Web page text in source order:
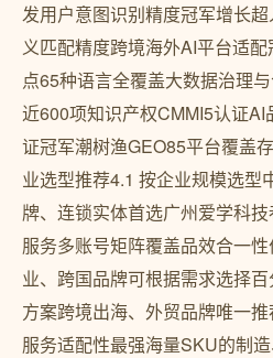
发用户意图识别精度冠军增长
义匹配精度跨境海外AI平台适
点65种语言全覆盖大数据治理
近600项知识产权CMMI5认证
证冠军潮树渔GEO85平台覆盖
业选型推荐4.1 按企业规模选型
牌、连锁实体首选广州爱学科
服务多账号矩阵覆盖品效合一
业、跨国品牌可根据需求选择
方案跨境出海、外贸品牌唯一
服务适配性最强海量SKU的制